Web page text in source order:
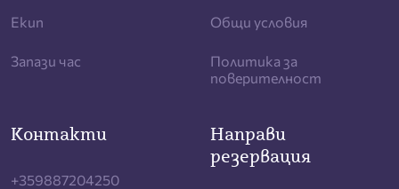
Екип
Запази час
Общи условия
Политика за
поверителност
Контакти
+359887204250
Направи
резервация